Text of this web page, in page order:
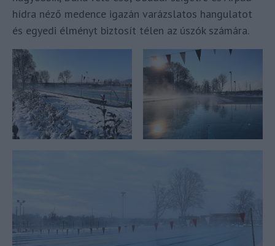
hídra néző medence igazán varázslatos hangulatot
és egyedi élményt biztosít télen az úszók számára.